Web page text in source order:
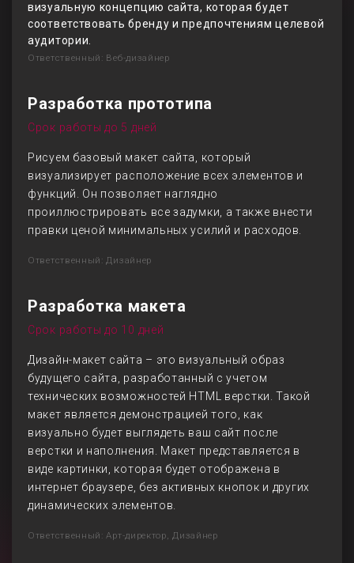
визуальную концепцию сайта, которая будет
соответствовать бренду и предпочтениям целевой
аудитории.
Ответственный: Веб-дизайнер
Разработка прототипа
Срок работы до 5 дней
Рисуем базовый макет сайта, который
визуализирует расположение всех элементов и
функций. Он позволяет наглядно
проиллюстрировать все задумки, а также внести
правки ценой минимальных усилий и расходов.
Ответственный: Дизайнер
Разработка макета
Срок работы до 10 дней
Дизайн-макет сайта – это визуальный образ
будущего сайта, разработанный с учетом
технических возможностей HTML верстки. Такой
макет является демонстрацией того, как
визуально будет выглядеть ваш сайт после
верстки и наполнения. Макет представляется в
виде картинки, которая будет отображена в
интернет браузере, без активных кнопок и других
динамических элементов.
Ответственный: Арт-директор, Дизайнер